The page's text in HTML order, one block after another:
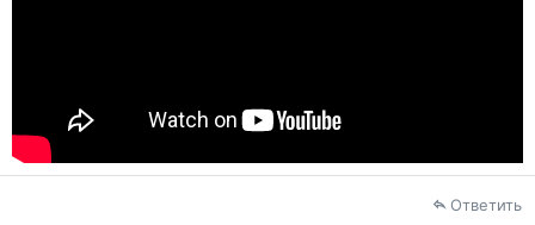
Ответить